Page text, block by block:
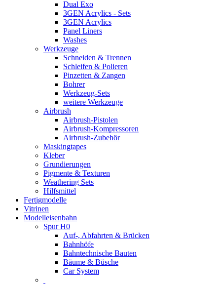
Dual Exo
3GEN Acrylics - Sets
3GEN Acrylics
Panel Liners
Washes
Werkzeuge
Schneiden & Trennen
Schleifen & Polieren
Pinzetten & Zangen
Bohrer
Werkzeug-Sets
weitere Werkzeuge
Airbrush
Airbrush-Pistolen
Airbrush-Kompressoren
Airbrush-Zubehör
Maskingtapes
Kleber
Grundierungen
Pigmente & Texturen
Weathering Sets
Hilfsmittel
Fertigmodelle
Vitrinen
Modelleisenbahn
Spur H0
Auf-, Abfahrten & Brücken
Bahnhöfe
Bahntechnische Bauten
Bäume & Büsche
Car System